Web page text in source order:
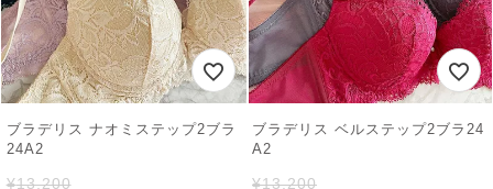
ブラデリス ナオミステップ2ブラ
24A2
¥13,200
ブラデリス ベルステップ2ブラ24
A2
¥13,200